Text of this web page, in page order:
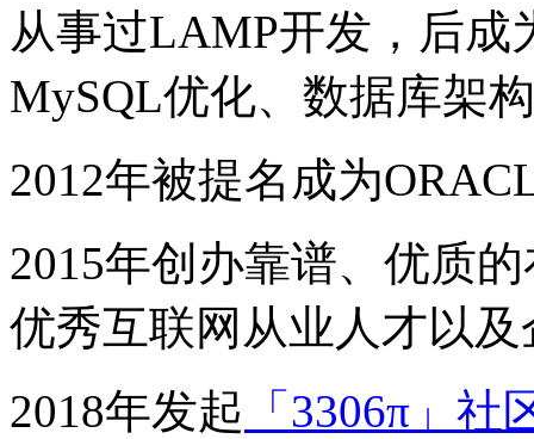
从事过LAMP开发，后成
MySQL优化、数据库架
2012年被提名成为
2015年创办靠谱、优质
优秀互联网从业人才以
2018年发起 「3306π」社